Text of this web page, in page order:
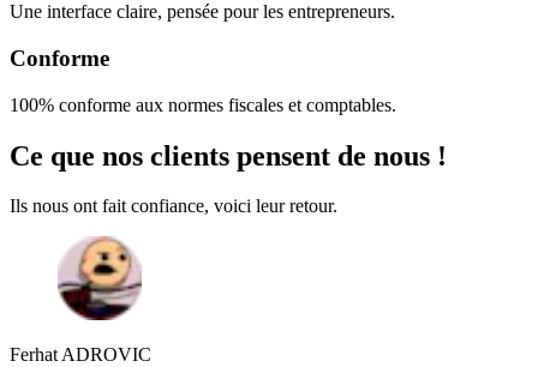
Une interface claire, pensée pour les entrepreneurs.
Conforme
100% conforme aux normes fiscales et comptables.
Ce que nos clients pensent de nous !
Ils nous ont fait confiance, voici leur retour.
Ferhat ADROVIC